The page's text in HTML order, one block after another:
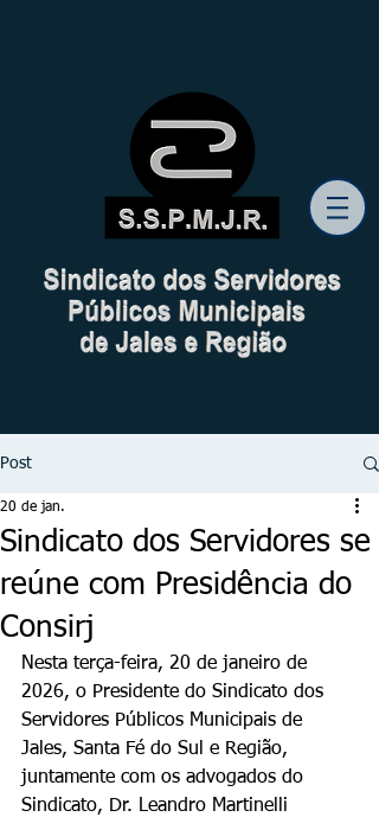
Post
Sindicato dos Servidores se
reúne com Presidência do
Consirj
20 de jan.
Nesta terça-feira, 20 de janeiro de
2026, o Presidente do Sindicato dos
Servidores Públicos Municipais de
Jales, Santa Fé do Sul e Região,
juntamente com os advogados do
Sindicato, Dr. Leandro Martinelli